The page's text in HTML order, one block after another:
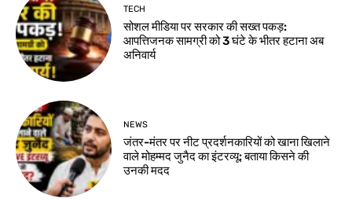
TECH
सोशल मीडिया पर सरकार की सख्त पकड़:
आपत्तिजनक सामग्री को 3 घंटे के भीतर हटाना अब
अनिवार्य
NEWS
जंतर-मंतर पर नीट प्रदर्शनकारियों को खाना खिलाने
वाले मोहम्मद जुनैद का इंटरव्यू: बताया किसने की
उनकी मदद